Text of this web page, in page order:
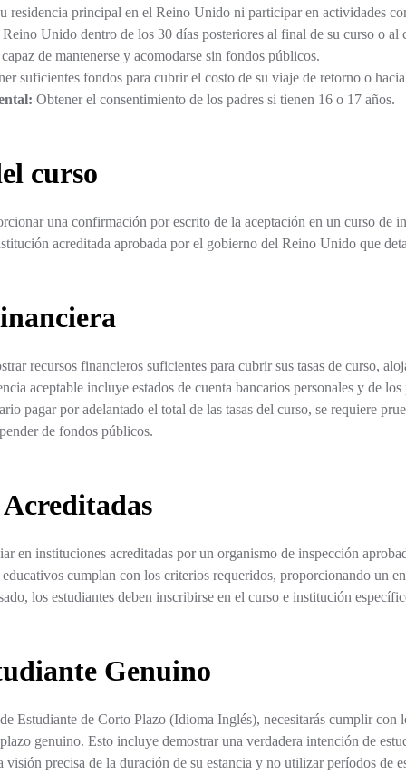
residencia principal en el Reino Unido ni participar en actividades
Unido dentro de los 30 días posteriores al final de su curso o al
de mantenerse y acomodarse sin fondos públicos.
suficientes fondos para cubrir el costo de su viaje de retorno o
Obtener el consentimiento de los padres si tienen 16 o 17 años.
curso
una confirmación por escrito de la aceptación en un curso de
acreditada aprobada por el gobierno del Reino Unido que
recursos financieros suficientes para cubrir sus tasas de curso,
aceptable incluye estados de cuenta bancarios personales y de
pagar por adelantado el total de las tasas del curso, se requiere
de fondos públicos.
en instituciones acreditadas por un organismo de inspección
educativos cumplan con los criterios requeridos, proporcionando un
los estudiantes deben inscribirse en el curso e institución
Genuino
Estudiante de Corto Plazo (Idioma Inglés), necesitarás cumplir
genuino. Esto incluye demostrar una verdadera intención de
visión precisa de la duración de su estancia y no utilizar períodos